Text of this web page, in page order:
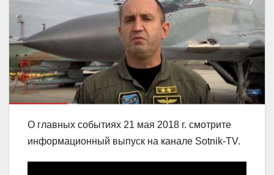
О главных событиях 21 мая 2018 г. смотрите
информационный выпуск на канале Sotnik-TV.